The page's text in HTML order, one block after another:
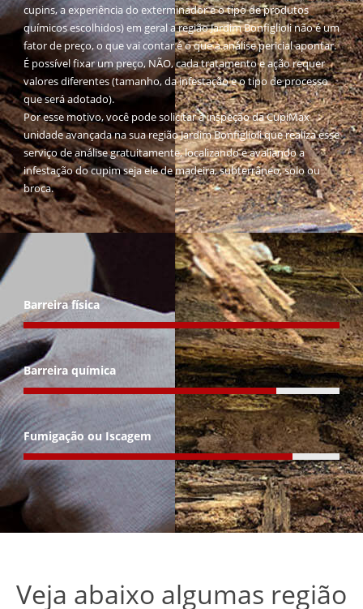
cupins, a experiência do exterminador e o tipo de produtos
químicos escolhidos) em geral a região Jardim Bonfiglioli não é um
fator de preço, o que vai contar é o que a análise pericial apontar.
É possível fixar um preço, NÃO, cada tratamento e ação requer
valores diferentes (tamanho, da infestação e o tipo de processo
que será adotado).
Por esse motivo, você pode solicitar a inspeção da CupiMax
unidade avançada na sua região Jardim Bonfiglioli que realiza esse
serviço de análise gratuitamente, localizando e avaliando a
infestação do cupim seja ele de madeira, subterrâneo, solo ou
broca.
Barreira física
Barreira química
Fumigação ou Iscagem
Veja abaixo algumas região